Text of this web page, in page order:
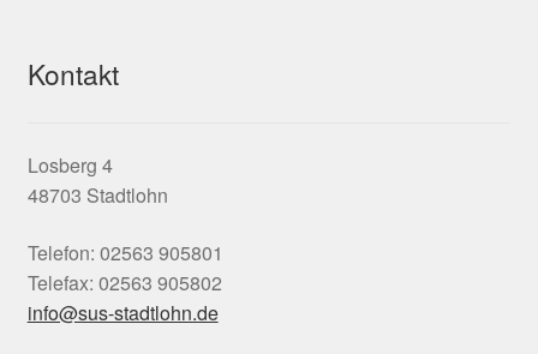
Kontakt
Losberg 4
48703 Stadtlohn
Telefon: 02563 905801
Telefax: 02563 905802
info@sus-stadtlohn.de